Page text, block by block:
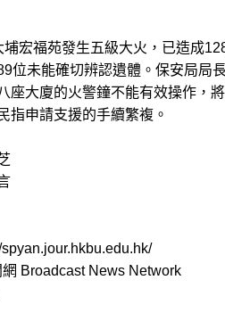
宏福苑發生五級大火，已造成
位未能確切辨認遺體。保安局局
座大廈的火警鐘不能有效操作，
指申請支援的手續繁複。
Broadcast News Network